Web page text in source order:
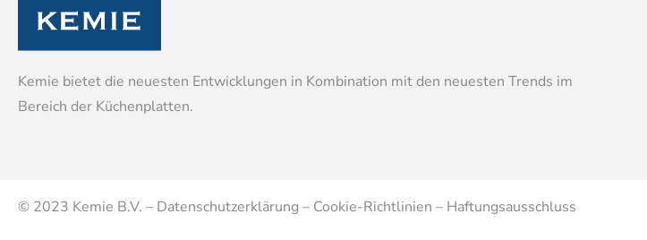
Kemie bietet die neuesten Entwicklungen in Kombination mit den neuesten Trends im
Bereich der Küchenplatten.
© 2023 Kemie B.V. – Datenschutzerklärung – Cookie-Richtlinien – Haftungsausschluss